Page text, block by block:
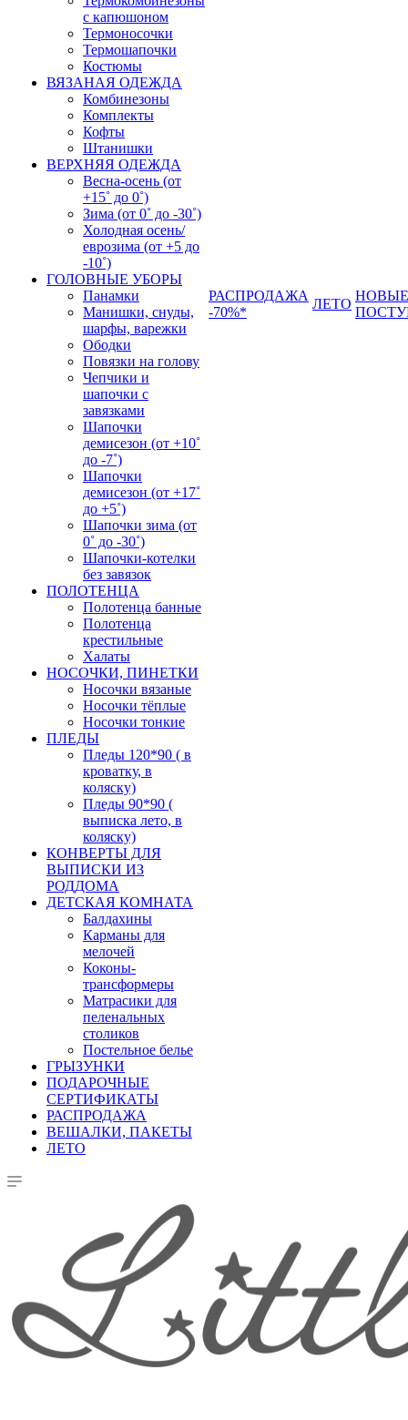
с капюшоном
Термоносочки
Термошапочки
Костюмы
ВЯЗАНАЯ ОДЕЖДА
Комбинезоны
Комплекты
Кофты
Штанишки
ВЕРХНЯЯ ОДЕЖДА
Весна-осень (от
+15˚ до 0˚)
Зима (от 0˚ до -30˚)
Холодная осень/
еврозима (от +5 до
-10˚)
ГОЛОВНЫЕ УБОРЫ
Панамки
Манишки, снуды,
шарфы, варежки
Ободки
Повязки на голову
Чепчики и
шапочки с
завязками
Шапочки
демисезон (от +10˚
до -7˚)
Шапочки
демисезон (от +17˚
до +5˚)
Шапочки зима (от
0˚ до -30˚)
Шапочки-котелки
без завязок
ПОЛОТЕНЦА
Полотенца банные
Полотенца
крестильные
Халаты
НОСОЧКИ, ПИНЕТКИ
Носочки вязаные
Носочки тёплые
Носочки тонкие
ПЛЕДЫ
Пледы 120*90 ( в
кроватку, в
коляску)
Пледы 90*90 (
выписка лето, в
коляску)
КОНВЕРТЫ ДЛЯ
ВЫПИСКИ ИЗ
РОДДОМА
ДЕТСКАЯ КОМНАТА
Балдахины
Карманы для
мелочей
Коконы-
трансформеры
Матрасики для
пеленальных
столиков
Постельное белье
ГРЫЗУНКИ
ПОДАРОЧНЫЕ
СЕРТИФИКАТЫ
РАСПРОДАЖА
ВЕШАЛКИ, ПАКЕТЫ
ЛЕТО
РАСПРОДАЖА
-70%*
ЛЕТО
НОВЫЕ